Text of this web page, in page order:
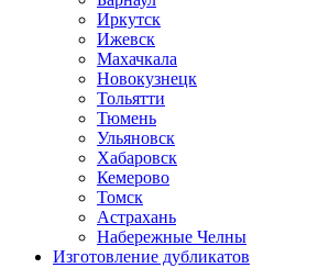
Иркутск
Ижевск
Махачкала
Новокузнецк
Тольятти
Тюмень
Ульяновск
Хабаровск
Кемерово
Томск
Астрахань
Набережные Челны
Изготовление дубликатов